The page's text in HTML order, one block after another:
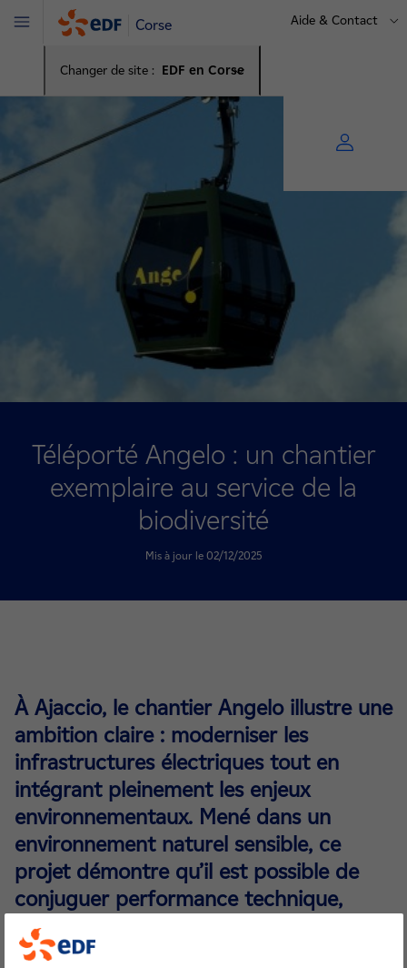
Corse
Changer de site : EDF en Corse
Aide & Contact
Menu
Téléporté Angelo : un chantier
exemplaire au service de la
biodiversité
Mis à jour le 02/12/2025
À Ajaccio, le chantier Angelo illustre une
ambition claire : moderniser les
infrastructures électriques tout en
intégrant pleinement les enjeux
environnementaux. Mené dans un
environnement naturel sensible, ce
projet démontre qu’il est possible de
conjuguer performance technique,
sécurité d’alimentation et respect de la
biodiversité.